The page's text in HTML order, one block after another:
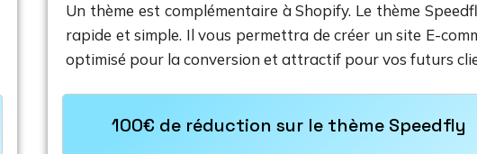
Un thème est complémentaire à Shopify. Le thème
rapide et simple. Il vous permettra de créer un site E-
optimisé pour la conversion et attractif pour vos futurs
100€ de réduction sur le thème Speedfly